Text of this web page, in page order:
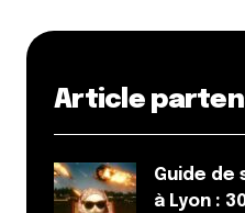
Article
Guide de
à Lyon :